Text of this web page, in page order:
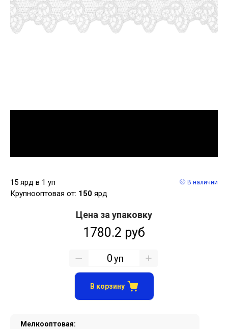
15 ярд в 1 уп
Крупнооптовая от: 150 ярд
В наличии
Мелкооптовая:
Цена за упаковку
1780.2 руб
уп
В корзину